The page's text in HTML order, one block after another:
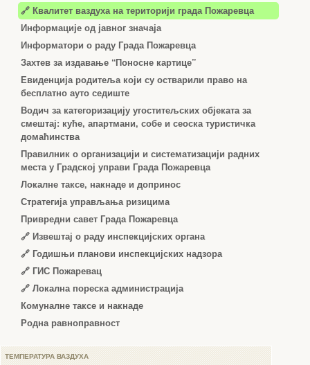
🔗 Квалитет ваздуха на територији града Пожаревца
Информације од јавног значаја
Информатори о раду Града Пожаревца
Захтев за издавање “Поносне картице”
Евиденција родитеља који су остварили право на
бесплатно ауто седиште
Водич за категоризацију угоститељских објеката за
смештај: куће, апартмани, собе и сеоска туристичка
домаћинства
Правилник о организацији и систематизацији радних
места у Градској управи Града Пожаревца
Локалне таксе, накнаде и допринос
Стратегија управљања ризицима
Привредни савет Града Пожаревца
🔗 Извештај о раду инспекцијских органа
🔗 Годишњи планови инспекцијских надзора
🔗 ГИС Пожаревац
🔗 Локална пореска администрација
Комуналне таксе и накнаде
Родна равноправност
ТЕМПЕРАТУРА ВАЗДУХА